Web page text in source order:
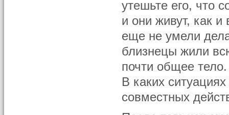
утешьте его, что
и они живут, как
еще не умели
близнецы жили
почти общее
В каких
совместных